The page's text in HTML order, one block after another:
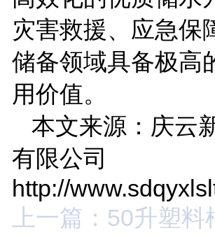
灾害救援、应急保
储备领域具备极高
用价值。
本文来源：庆云
有限公司
http://
上一篇：50升塑料